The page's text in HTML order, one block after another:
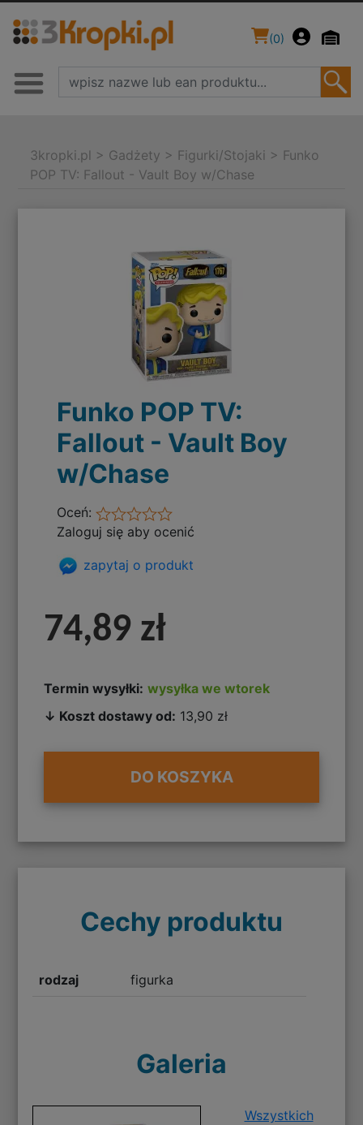
(0)
3kropki.pl > Gadżety > Figurki/Stojaki > Funko
POP TV: Fallout - Vault Boy w/Chase
Funko POP TV:
Fallout - Vault Boy
w/Chase
Oceń:
Zaloguj się aby ocenić
zapytaj o produkt
74,89 zł
Termin wysyłki: wysyłka we wtorek
↓ Koszt dostawy od: 13,90 zł
DO KOSZYKA
Cechy produktu
rodzaj figurka
Galeria
Wszystkich